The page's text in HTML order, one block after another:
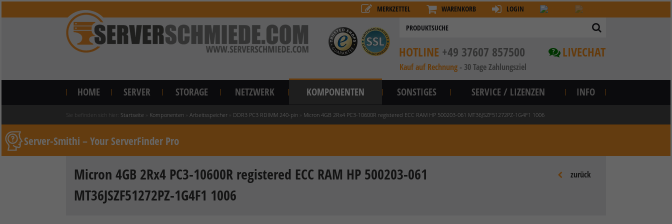
MERKZETTEL WARENKORB LOGIN
? LIVECHAT
HOTLINE +49 37607 857500
Kauf auf Rechnung - 30 Tage Zahlungsziel
HOME SERVER STORAGE NETZWERK KOMPONENTEN SONSTIGES SERVICE / LIZENZEN INFO
Sie befinden sich hier: Startseite Komponenten Arbeitsspeicher DDR3 PC3 RDIMM 240-pin Micron 4GB 2Rx4 PC3-10600R registered ECC RAM HP 500203-061 MT36JSZF51272PZ-1G4F1 1006
Server-Smithi – Your ServerFinder Pro
zurück
Micron 4GB 2Rx4 PC3-10600R registered ECC RAM HP 500203-061
MT36JSZF51272PZ-1G4F1 1006